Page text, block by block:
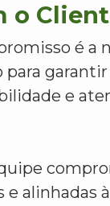
o
é a
e
alinhadas